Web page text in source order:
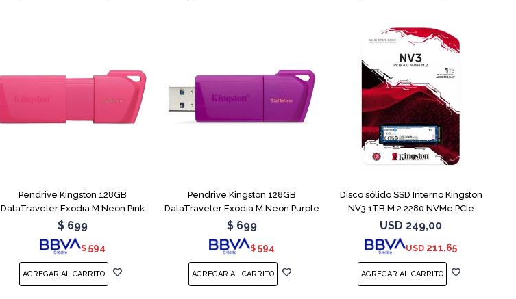
Pendrive Kingston 128GB
DataTraveler Exodia M Neon Pink
$ 699
$ 594
Pendrive Kingston 128GB
DataTraveler Exodia M Neon Purple
$ 699
$ 594
Disco sólido SSD Interno Kingston
NV3 1TB M.2 2280 NVMe PCIe
USD 249,00
USD 211,65